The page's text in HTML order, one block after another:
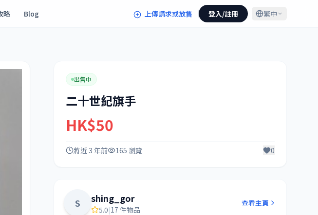
略 Blog 上傳請求或放售 登入/註冊 繁中
出售中
二十世紀旗手
HK$50
將近 3 年前 165 瀏覽 0
S shing_gor
5.0|17 件物品
查看主頁